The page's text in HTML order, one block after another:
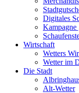
Digitales
Kampagne
Wirtschaft
Wetters
Wetter im
Die Stadt
Alt-Wetter​